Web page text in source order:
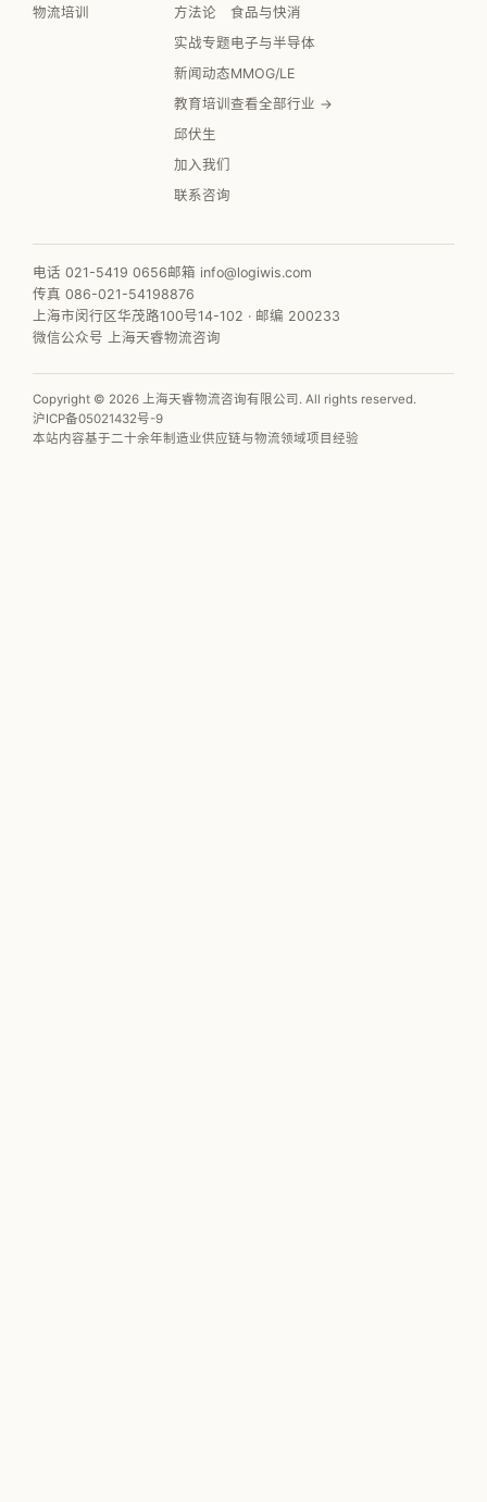
物流培训
方法论
实战专题
新闻动态
教育培训
邱伏生
加入我们
联系咨询
食品与快消
电子与半导体
MMOG/LE
查看全部行业 →
电话 021-5419 0656邮箱 info@logiwis.com
传真 086-021-54198876
上海市闵行区华茂路100号14-102 · 邮编 200233
微信公众号 上海天睿物流咨询
Copyright © 2026 上海天睿物流咨询有限公司. All rights reserved.
沪ICP备05021432号-9
本站内容基于二十余年制造业供应链与物流领域项目经验